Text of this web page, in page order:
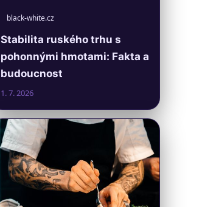
black-white.cz
Stabilita ruského trhu s
pohonnými hmotami: Fakta a
budoucnost
1. 7. 2026